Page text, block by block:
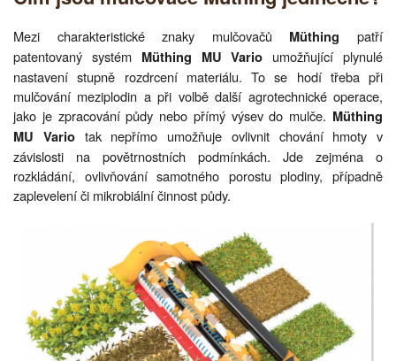
Mezi charakteristické znaky mulčovačů Müthing patří
patentovaný systém Müthing MU Vario umožňující plynulé
nastavení stupně rozdrcení materiálu. To se hodí třeba při
mulčování meziplodin a při volbě další agrotechnické operace,
jako je zpracování půdy nebo přímý výsev do mulče. Müthing
MU Variotak nepřímo umožňuje ovlivnit chování hmoty v
závislosti na povětrnostních podmínkách. Jde zejména o
rozkládání, ovlivňování samotného porostu plodiny, případně
zaplevelení či mikrobiální činnost půdy.